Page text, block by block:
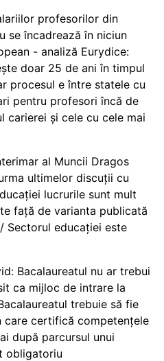
profesorilor din
se încadrează în niciun
- analiză Eurydice:
doar 25 de ani în timpul
procesul e între statele cu
pentru profesori încă de
carierei și cele cu cele mai
al Muncii Dragos
ultimelor discuții cu
lucrurile sunt mult
față de varianta publicată
Sectorul educației este
Bacalaureatul nu ar trebui
ca mijloc de intrare la
trebuie să fie
care certifică competențele
după parcursul unui
obligatoriu